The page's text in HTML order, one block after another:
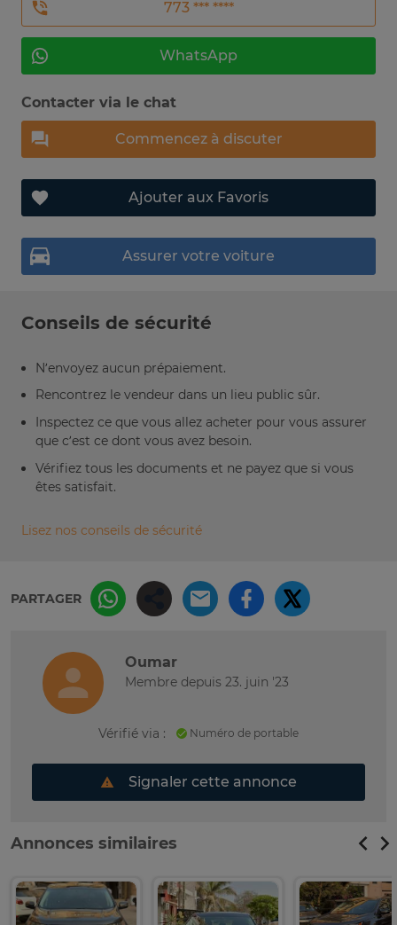
773 *** ****
WhatsApp
Contacter via le chat
Commencez à discuter
Ajouter aux Favoris
Assurer votre voiture
Conseils de sécurité
N’envoyez aucun prépaiement.
Rencontrez le vendeur dans un lieu public sûr.
Inspectez ce que vous allez acheter pour vous assurer
que c’est ce dont vous avez besoin.
Vérifiez tous les documents et ne payez que si vous
êtes satisfait.
Lisez nos conseils de sécurité
PARTAGER
Oumar
Membre depuis 23. juin '23
Vérifié via : Numéro de portable
Signaler cette annonce
Annonces similaires